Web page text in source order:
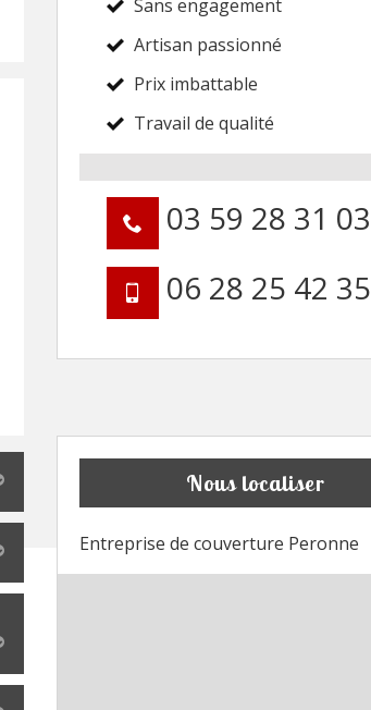
Sans engagement
Artisan passionné
Prix imbattable
Travail de qualité
03 59 28 31 03
06 28 25 42 35
Nous localiser
Entreprise de couverture Peronne